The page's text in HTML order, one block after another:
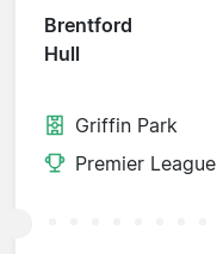
Brentford
Hull
Griffin Park
Premier League